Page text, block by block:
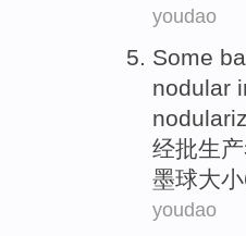
youdao
Some
nodular
经批生产
墨球大小
youdao